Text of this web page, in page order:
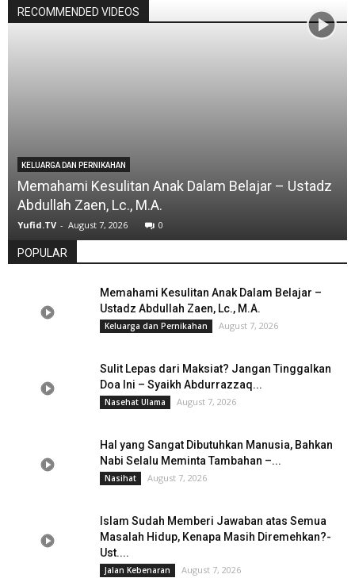
RECOMMENDED VIDEOS
KELUARGA DAN PERNIKAHAN
Memahami Kesulitan Anak Dalam Belajar – Ustadz
Abdullah Zaen, Lc., M.A.
Yufid.TV - August 7, 2026 0
POPULAR
Memahami Kesulitan Anak Dalam Belajar –
Ustadz Abdullah Zaen, Lc., M.A.
Keluarga dan Pernikahan August 7, 2026
Sulit Lepas dari Maksiat? Jangan Tinggalkan
Doa Ini – Syaikh Abdurrazzaq...
Nasehat Ulama August 7, 2026
Hal yang Sangat Dibutuhkan Manusia, Bahkan
Nabi Selalu Meminta Tambahan –...
Nasihat August 7, 2026
Islam Sudah Memberi Jawaban atas Semua
Masalah Hidup, Kenapa Masih Diremehkan?-
Ust....
Jalan Kebenaran August 7, 2026